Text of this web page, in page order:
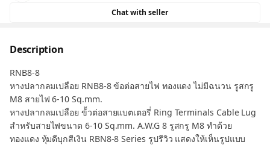
Chat with seller
Description
RNB8-8
หางปลากลมเปลือย RNB8-8 ข้อต่อสายไฟ ทองแดง ไม่มีฉนวน รูสกรู
M8 สายไฟ 6-10 Sq.mm.
หางปลากลมเปลือย ข้้วต่อสายแบตเตอรี่ Ring Terminals Cable Lug
สำหรับสายไฟขนาด 6-10 Sq.mm. A.W.G 8 รูสกรู M8 ทำด้วย
ทองแดง หุ้มดีบุกสีเงิน RBN8-8 Series รูปรีวิว แสดงให้เห็นรูปแบบ